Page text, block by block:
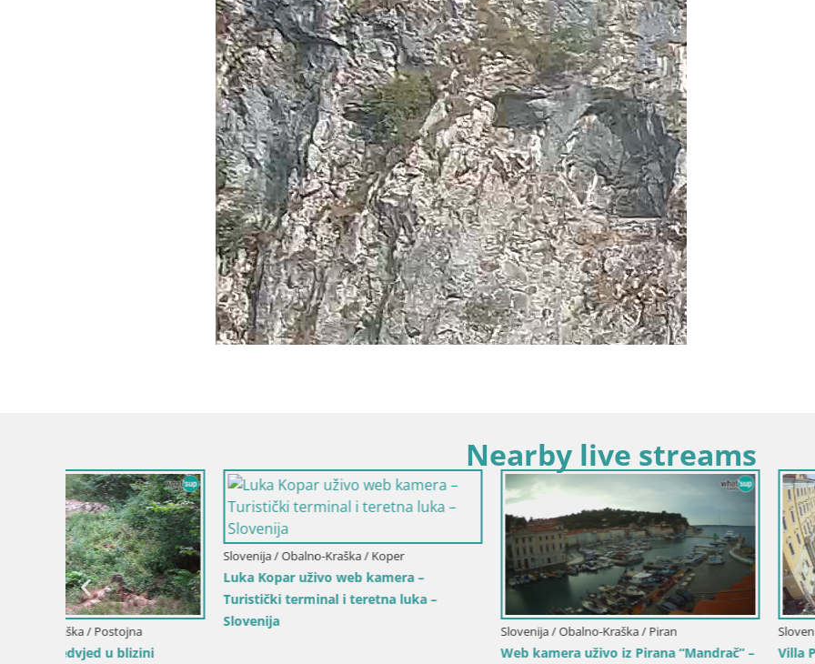
Nearby live streams
Slovenija / Obalno-Kraška / Koper
Luka Kopar uživo web kamera –
Turistički terminal i teretna luka –
Slovenija
Slovenija / Obalno-Kraška / Piran
Web kamera uživo iz Pirana “Mandrač” –
Slovenija / Obalno-Kraška / Piran
Villa Piranesi Live pogled Piran